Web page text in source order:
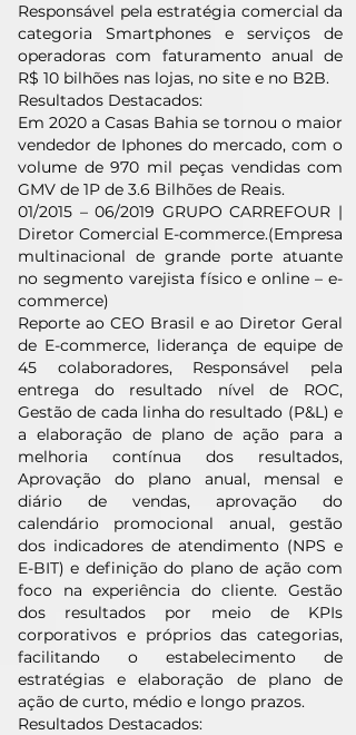
Responsável pela estratégia comercial da
categoria Smartphones e serviços de
operadoras com faturamento anual de
R$ 10 bilhões nas lojas, no site e no B2B.
Resultados Destacados:
Em 2020 a Casas Bahia se tornou o maior
vendedor de Iphones do mercado, com o
volume de 970 mil peças vendidas com
GMV de 1P de 3.6 Bilhões de Reais.
01/2015 – 06/2019 GRUPO CARREFOUR |
Diretor Comercial E-commerce.(Empresa
multinacional de grande porte atuante
no segmento varejista físico e online – e-
commerce)
Reporte ao CEO Brasil e ao Diretor Geral
de E-commerce, liderança de equipe de
45 colaboradores, Responsável pela
entrega do resultado nível de ROC,
Gestão de cada linha do resultado (P&L) e
a elaboração de plano de ação para a
melhoria contínua dos resultados,
Aprovação do plano anual, mensal e
diário de vendas, aprovação do
calendário promocional anual, gestão
dos indicadores de atendimento (NPS e
E-BIT) e definição do plano de ação com
foco na experiência do cliente. Gestão
dos resultados por meio de KPIs
corporativos e próprios das categorias,
facilitando o estabelecimento de
estratégias e elaboração de plano de
ação de curto, médio e longo prazos.
Resultados Destacados: